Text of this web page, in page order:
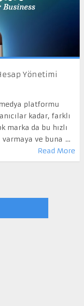
Yönetimi
platformu
kadar, farklı
marka da bu hızlı
ve buna …
Read More